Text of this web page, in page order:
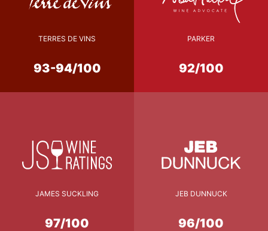
TERRES DE VINS
93-94/100
PARKER
92/100
JAMES SUCKLING
97/100
JEB DUNNUCK
96/100